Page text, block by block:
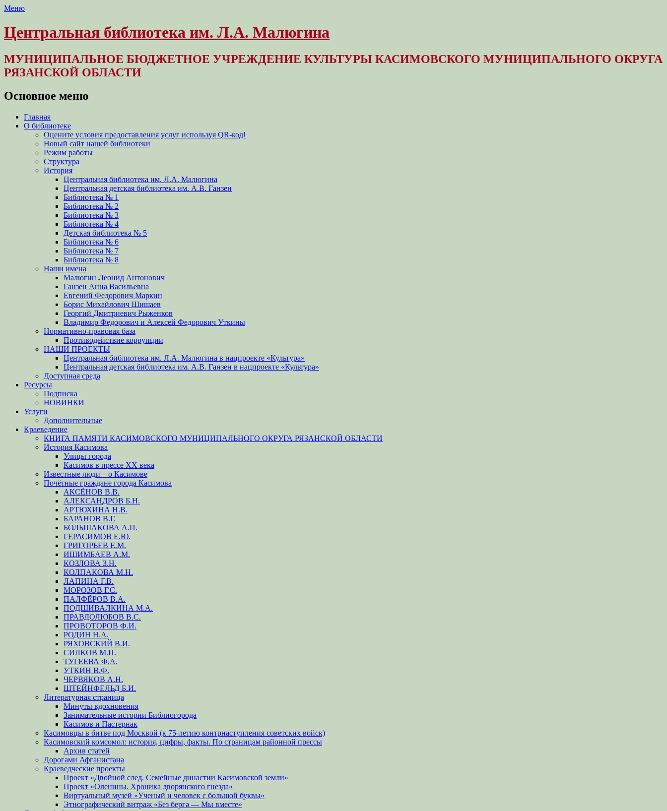
Меню
Центральная библиотека им. Л.А. Малюгина
МУНИЦИПАЛЬНОЕ БЮДЖЕТНОЕ УЧРЕЖДЕНИЕ КУЛЬТУРЫ КАСИМОВСКОГО МУНИЦИПАЛЬНОГО ОКРУГА
РЯЗАНСКОЙ ОБЛАСТИ
Основное меню
Перейти
содержимому
Главная
О библиотеке
Оцените условия предоставления услуг используя QR-код!
Новый сайт нашей библиотеки
Режим работы
Структура
История
Центральная библиотека им. Л.А. Малюгина
Центральная детская библиотека им. А.В. Ганзен
Библиотека № 1
Библиотека № 2
Библиотека № 3
Библиотека № 4
Детская библиотека № 5
Библиотека № 6
Библиотека № 7
Библиотека № 8
Наши имена
Малюгин Леонид Антонович
Ганзен Анна Васильевна
Евгений Федорович Маркин
Борис Михайлович Шишаев
Георгий Дмитриевич Рыженков
Владимир Федорович и Алексей Федорович Уткины
Нормативно-правовая база
Противодействие коррупции
НАШИ ПРОЕКТЫ
Центральная библиотека им. Л.А. Малюгина в нацпроекте «Культура»
Центральная детская библиотека им. А.В. Ганзен в нацпроекте «Культура»
Доступная среда
Ресурсы
Подписка
НОВИНКИ
Услуги
Дополнительные
Краеведение
КНИГА ПАМЯТИ КАСИМОВСКОГО МУНИЦИПАЛЬНОГО ОКРУГА РЯЗАНСКОЙ ОБЛАСТИ
История Касимова
Улицы города
Касимов в прессе XX века
Известные люди – о Касимове
Почётные граждане города Касимова
АКСЁНОВ В.В.
АЛЕКСАНДРОВ Б.Н.
АРТЮХИНА Н.В.
БАРАНОВ В.Г.
БОЛЬШАКОВА А.П.
ГЕРАСИМОВ Е.Ю.
ГРИГОРЬЕВ Е.М.
ИШИМБАЕВ А.М.
КОЗЛОВА З.Н.
КОЛПАКОВА М.Н.
ЛАПИНА Г.В.
МОРОЗОВ Г.С.
ПАЛФЁРОВ В.А.
ПОДШИВАЛКИНА М.А.
ПРАВДОЛЮБОВ В.С.
ПРОВОТОРОВ Ф.И.
РОДИН Н.А.
РЯХОВСКИЙ В.И.
СИЛКОВ М.П.
ТУГЕЕВА Ф.А.
УТКИН В.Ф.
ЧЕРВЯКОВ А.Н.
ШТЕЙНФЕЛЬД Б.И.
Литературная страница
Минуты вдохновения
Занимательные истории Библиогорода
Касимов и Пастернак
Касимовцы в битве под Москвой (к 75-летию контрнаступления советских войск)
Касимовский комсомол: история, цифры, факты. По страницам районной прессы
Архив статей
Дорогами Афганистана
Краеведческие проекты
Проект «Двойной след. Семейные династии Касимовской земли»
Проект «Оленины. Хроника дворянского гнезда»
Виртуальный музей «Ученый и человек с большой буквы»
Этнографический витраж «Без бергə — Мы вместе»